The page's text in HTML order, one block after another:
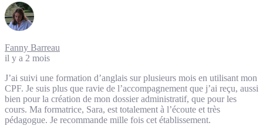
Fanny Barreau
il y a 2 mois
J’ai suivi une formation d’anglais sur plusieurs mois en utilisant mon
CPF. Je suis plus que ravie de l’accompagnement que j’ai reçu, aussi
bien pour la création de mon dossier administratif, que pour les
cours. Ma formatrice, Sara, est totalement à l’écoute et très
pédagogue. Je recommande mille fois cet établissement.